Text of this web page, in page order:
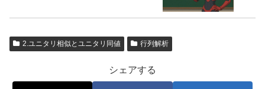
2.ユニタリ相似とユニタリ同値 行列解析
シェアする